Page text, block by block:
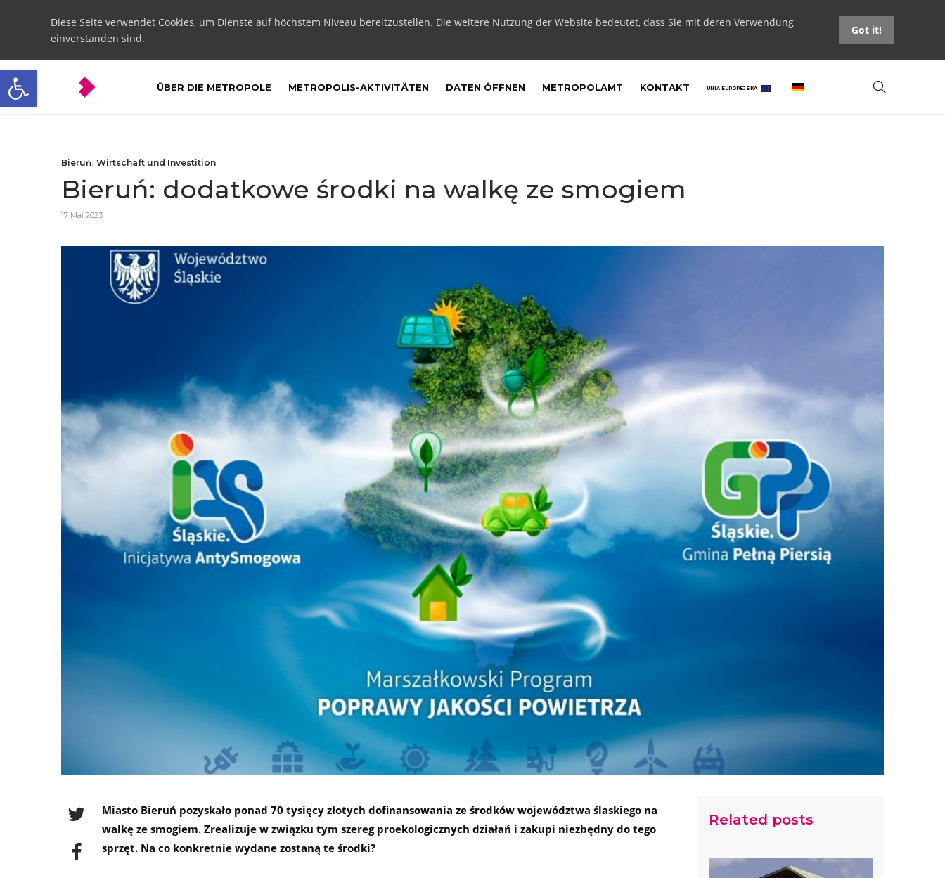
Open toolbar
Diese Seite verwendet Cookies, um Dienste auf höchstem Niveau bereitzustellen. Die weitere Nutzung der Website bedeutet, dass Sie mit deren Verwendung
einverstanden sind.
Got it!
ÜBER DIE METROPOLE METROPOLIS-AKTIVITÄTEN DATEN ÖFFNEN METROPOLAMT KONTAKT UNIA EUROPEJSKA
Bieruń, Wirtschaft und Investition
Bieruń: dodatkowe środki na walkę ze smogiem
17 Mai 2023
Miasto Bieruń pozyskało ponad 70 tysięcy złotych dofinansowania ze środków województwa ślaskiego na
walkę ze smogiem. Zrealizuje w związku tym szereg proekologicznych działań i zakupi niezbędny do tego
sprzęt. Na co konkretnie wydane zostaną te środki?
Related posts